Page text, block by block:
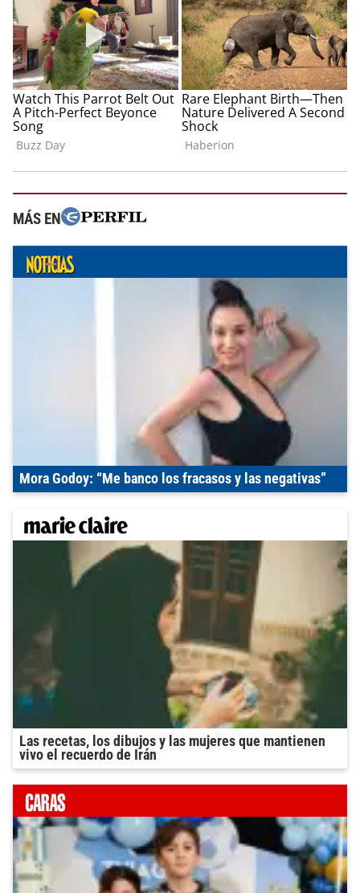
MÁS EN
Mora Godoy: “Me banco los fracasos y las negativas”
Las recetas, los dibujos y las mujeres que mantienen
vivo el recuerdo de Irán